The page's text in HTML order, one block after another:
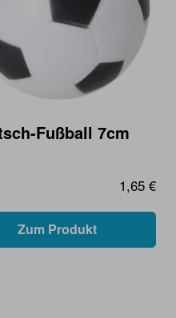
Fußball 7cm
1,65 €
Zum Produkt